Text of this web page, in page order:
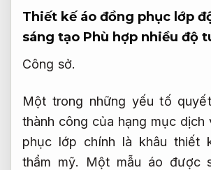
Thiết kế áo đồng phục lớp
sáng tạo Phù hợp nhiều độ
Công sở.
Một trong những yếu tố
thành công của hạng mục dịch
phục lớp chính là khâu thiết
thẩm mỹ.
Một mẫu áo được